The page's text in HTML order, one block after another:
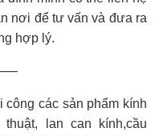
nơi để tư vấn và đưa ra
hợp lý.
công các sản phẩm kính
lan can kính,cầu